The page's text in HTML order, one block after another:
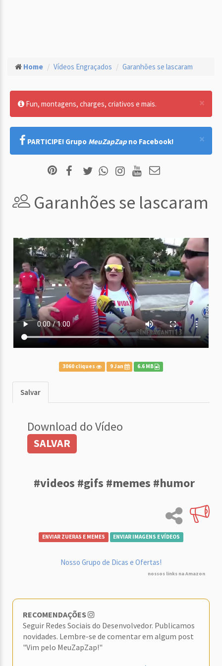
Home Vídeos Engraçados Garanhões se lascaram
×
Fun, montagens, charges, criativos e mais.
×
PARTICIPE! Grupo MeuZapZap no Facebook!
Garanhões se lascaram
3060 cliques 9 Jan 6.6 MB
Salvar
Download do Vídeo
SALVAR
#videos #gifs #memes #humor
ENVIAR ZUERAS E MEMES ENVIAR IMAGENS E VÍDEOS
Nosso Grupo de Dicas e Ofertas!
nossos links na Amazon
RECOMENDAÇÕES
Seguir Redes Sociais do Desenvolvedor. Publicamos
novidades. Lembre-se de comentar em algum post
"Vim pelo MeuZapZap!"